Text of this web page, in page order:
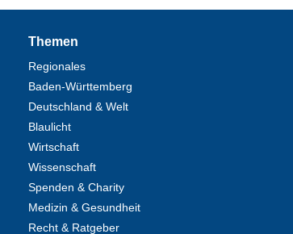
Themen
Regionales
Baden-Württemberg
Deutschland & Welt
Blaulicht
Wirtschaft
Wissenschaft
Spenden & Charity
Medizin & Gesundheit
Recht & Ratgeber